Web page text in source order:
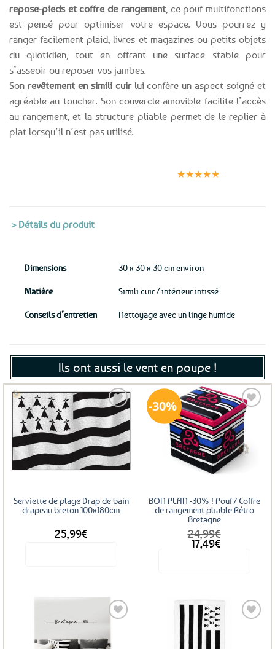
repose-pieds et coffre de rangement, ce pouf multifonctions
est pensé pour optimiser votre espace. Vous pourrez y
ranger facilement plaid, livres et magazines ou petits objets
du quotidien, tout en offrant une surface stable pour
s’asseoir ou reposer vos jambes.
Son revêtement en simili cuirlui confère un aspect soigné et
agréable au toucher. Son couvercle amovible facilite l’accès
au rangement, et la structure pliable permet de le replier à
plat lorsqu’il n’est pas utilisé.
★★★★★
> Détails du produit
Dimensions 30 x 30 x 30 cm environ
Matière Simili cuir / intérieur intissé
Conseils d’entretien Nettoyage avec un linge humide
Ils ont aussi le vent en poupe !
Ajouter
aux
favoris
Serviette de plage Drap de bain
drapeau breton 100x180cm
25,99€
30%
Ajouter
aux
favoris
BON PLAN -30% ! Pouf / Coffre
de rangement pliable Rétro
Bretagne
24,99€
Le
prix
17,49€
Le
prix